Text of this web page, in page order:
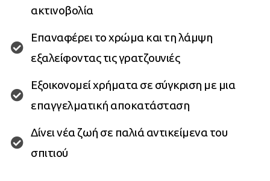
ακτινοβολία
Επαναφέρει το χρώμα και τη λάμψη
εξαλείφοντας τις γρατζουνιές
Εξοικονομεί χρήματα σε σύγκριση με μια
επαγγελματική αποκατάσταση
Δίνει νέα ζωή σε παλιά αντικείμενα του
σπιτιού